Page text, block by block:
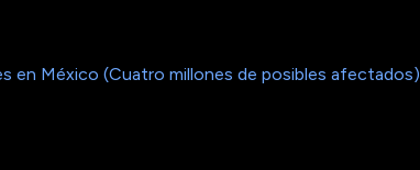
en México (Cuatro millones de posibles afectados)